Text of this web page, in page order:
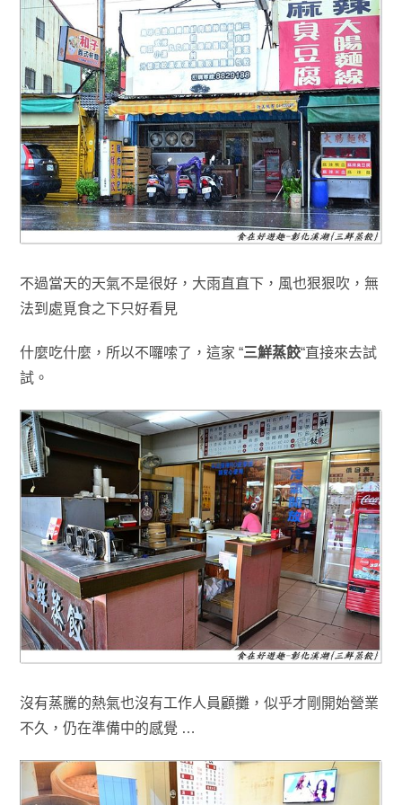
不過當天的天氣不是很好，大雨直直下， 風也狠狠吹，無
法到處覓食之下只好看見
什麼吃什麼 ，所以不囉嗦了 ， 這家 “三鮮蒸餃“直接來去試
試。
沒有蒸騰的熱氣也沒有工作人員顧攤， 似乎才剛開始營業
不久，仍在準備中的感覺 …